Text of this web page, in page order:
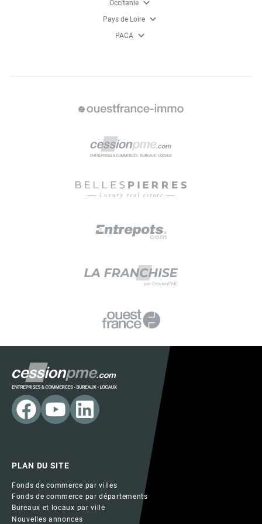
Occitanie expand_more
Pays de Loire expand_more
PACA expand_more
PLAN DU SITE
Fonds de commerce par villes
Fonds de commerce par départements
Bureaux et locaux par ville
Nouvelles annonces